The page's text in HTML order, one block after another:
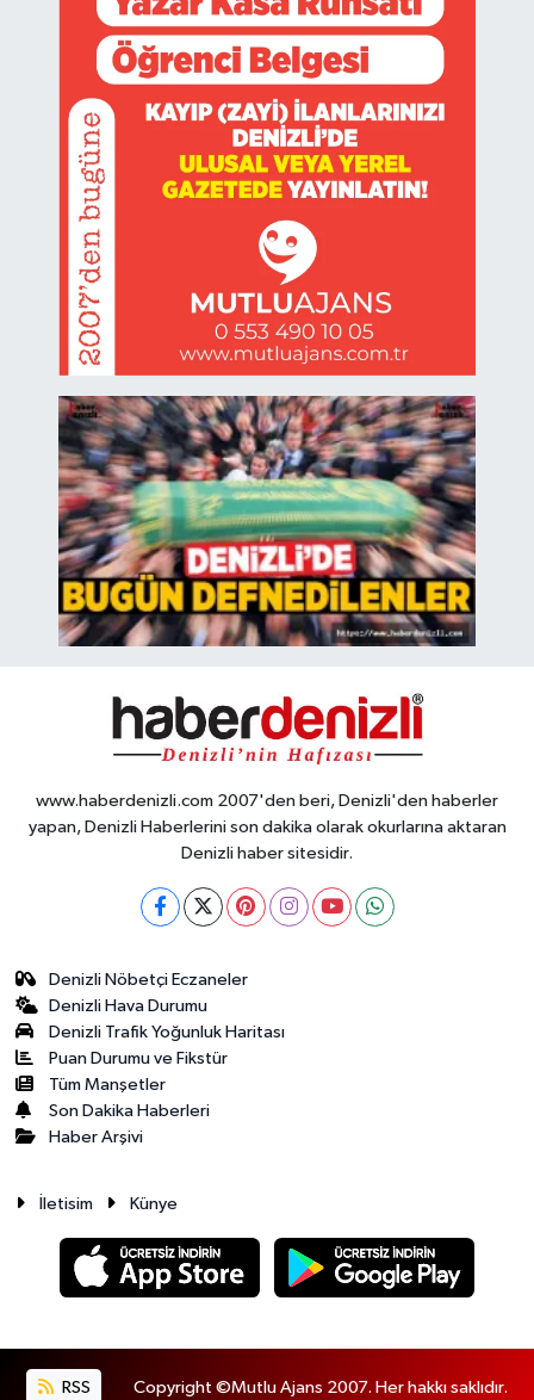
www.haberdenizli.com 2007'den beri, Denizli'den haberler
yapan, Denizli Haberlerini son dakika olarak okurlarına aktaran
Denizli haber sitesidir.
Denizli Nöbetçi Eczaneler
Denizli Hava Durumu
Denizli Trafik Yoğunluk Haritası
Puan Durumu ve Fikstür
Tüm Manşetler
Son Dakika Haberleri
Haber Arşivi
İletisim Künye
RSS Copyright ©Mutlu Ajans 2007. Her hakkı saklıdır.